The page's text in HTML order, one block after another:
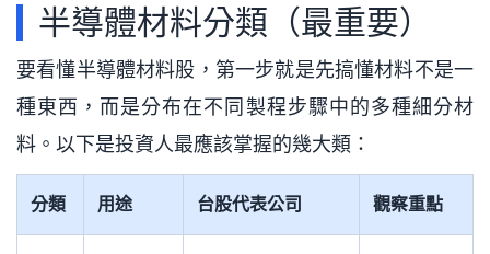
半導體材料分類（最重要）
要看懂半導體材料股，第一步就是先搞懂材料不是一
種東西，而是分布在不同製程步驟中的多種細分材
料。以下是投資人最應該掌握的幾大類：
分類 用途 台股代表公司 觀察重點